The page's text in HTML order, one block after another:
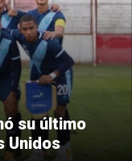
su último
Unidos